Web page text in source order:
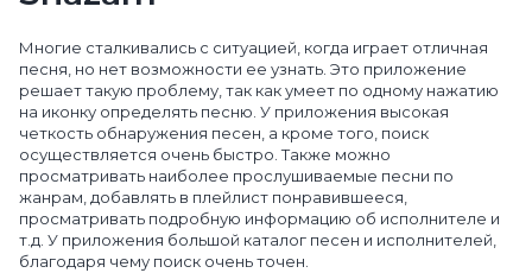
Многие сталкивались с ситуацией, когда играет отличная
песня, но нет возможности ее узнать. Это приложение
решает такую проблему, так как умеет по одному нажатию
на иконку определять песню. У приложения высокая
четкость обнаружения песен, а кроме того, поиск
осуществляется очень быстро. Также можно
просматривать наиболее прослушиваемые песни по
жанрам, добавлять в плейлист понравившееся,
просматривать подробную информацию об исполнителе и
т.д. У приложения большой каталог песен и исполнителей,
благодаря чему поиск очень точен.